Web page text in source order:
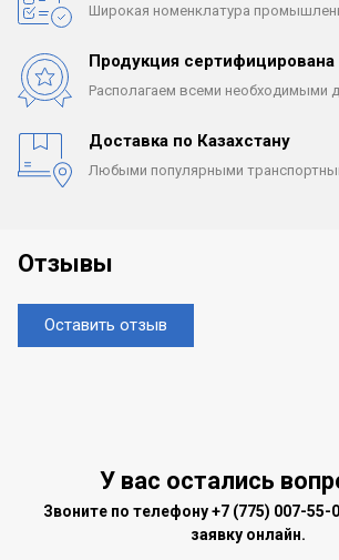
Широкая номенклатура
Продукция сертифицирована
Располагаем всеми необходимыми
Доставка по Казахстану
Любыми популярными
Отзывы
Оставить отзыв
У вас остались
Звоните по телефону+7 (775) 007-55-
заявку онлайн.